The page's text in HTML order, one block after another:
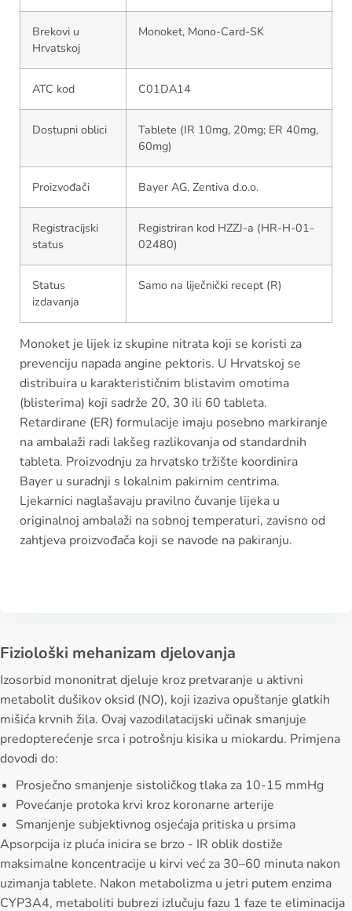
Brekovi u
Hrvatskoj
Monoket, Mono-Card-SK
ATC kod C01DA14
Dostupni oblici
Tablete (IR 10mg, 20mg; ER 40mg,
60mg)
Proizvođači Bayer AG, Zentiva d.o.o.
Registracijski
status
Registriran kod HZZJ-a (HR-H-01-
02480)
Status
izdavanja
Samo na liječnički recept (R)
Monoket je lijek iz skupine nitrata koji se koristi za
prevenciju napada angine pektoris. U Hrvatskoj se
distribuira u karakterističnim blistavim omotima
(blisterima) koji sadrže 20, 30 ili 60 tableta.
Retardirane (ER) formulacije imaju posebno markiranje
na ambalaži radi lakšeg razlikovanja od standardnih
tableta. Proizvodnju za hrvatsko tržište koordinira
Bayer u suradnji s lokalnim pakirnim centrima.
Ljekarnici naglašavaju pravilno čuvanje lijeka u
originalnoj ambalaži na sobnoj temperaturi, zavisno od
zahtjeva proizvođača koji se navode na pakiranju.
Fiziološki mehanizam djelovanja
Izosorbid mononitrat djeluje kroz pretvaranje u aktivni
metabolit dušikov oksid (NO), koji izaziva opuštanje glatkih
mišića krvnih žila. Ovaj vazodilatacijski učinak smanjuje
predopterećenje srca i potrošnju kisika u miokardu. Primjena
dovodi do:
Prosječno smanjenje sistoličkog tlaka za 10-15 mmHg
Povećanje protoka krvi kroz koronarne arterije
Smanjenje subjektivnog osjećaja pritiska u prsima
Apsorpcija iz pluća inicira se brzo - IR oblik dostiže
maksimalne koncentracije u kirvi već za 30–60 minuta nakon
uzimanja tablete. Nakon metabolizma u jetri putem enzima
CYP3A4, metaboliti bubrezi izlučuju fazu 1 faze te eliminacija